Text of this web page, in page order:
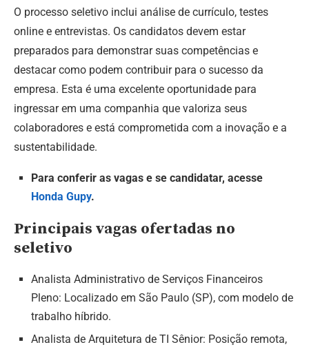
O processo seletivo inclui análise de currículo, testes
online e entrevistas. Os candidatos devem estar
preparados para demonstrar suas competências e
destacar como podem contribuir para o sucesso da
empresa. Esta é uma excelente oportunidade para
ingressar em uma companhia que valoriza seus
colaboradores e está comprometida com a inovação e a
sustentabilidade.
Para conferir as vagas e se candidatar, acesse
Honda Gupy.
Principais vagas ofertadas no
seletivo
Analista Administrativo de Serviços Financeiros
Pleno: Localizado em São Paulo (SP), com modelo de
trabalho híbrido.
Analista de Arquitetura de TI Sênior: Posição remota,